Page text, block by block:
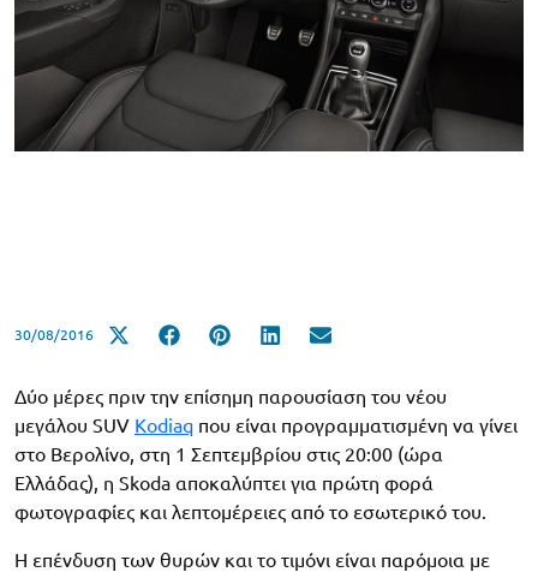
30/08/2016
Δύο μέρες πριν την επίσημη παρουσίαση του νέου
μεγάλου SUV Kodiaq που είναι προγραμματισμένη να γίνει
στο Βερολίνο, στη 1 Σεπτεμβρίου στις 20:00 (ώρα
Ελλάδας), η Skoda αποκαλύπτει για πρώτη φορά
φωτογραφίες και λεπτομέρειες από το εσωτερικό του.
Η επένδυση των θυρών και το τιμόνι είναι παρόμοια με